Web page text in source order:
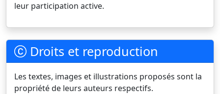
leur participation active.
Droits et reproduction
Les textes, images et illustrations proposés sont la
propriété de leurs auteurs respectifs.